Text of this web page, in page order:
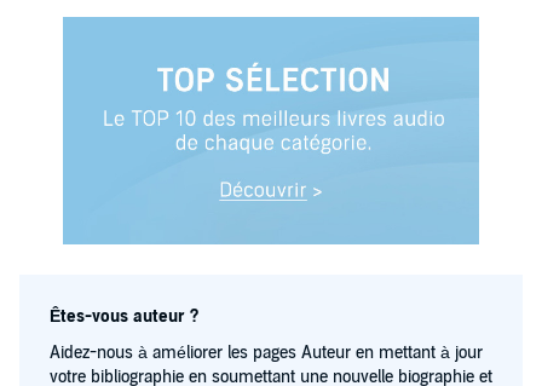
Êtes-vous auteur ?
Aidez-nous à améliorer les pages Auteur en mettant à jour
votre bibliographie en soumettant une nouvelle biographie et